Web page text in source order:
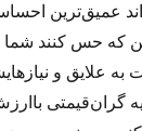
عمیق‌ترین
که حس کنند
به علایق و
گران‌قیمتی